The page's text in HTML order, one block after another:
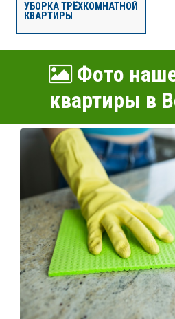
УБОРКА ТРЁХКОМНАТНОЙ
КВАРТИРЫ
Фото
квартиры в